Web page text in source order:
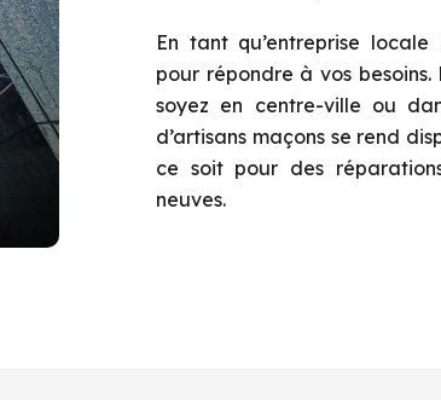
En tant qu’entreprise
pour répondre à vos
soyez en centre-ville ou
d’artisans maçons se rend
ce soit pour des
neuves.